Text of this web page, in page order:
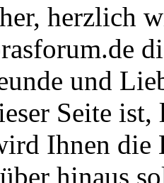
herzlich
und
Seite
Ihnen die
hinaus